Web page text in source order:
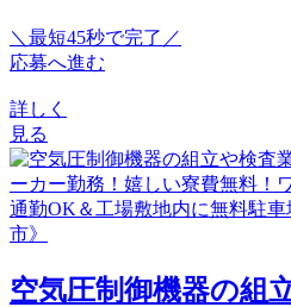
＼最短45秒で完了／
応募へ進む
詳しく
見る
空気圧制御機器の組